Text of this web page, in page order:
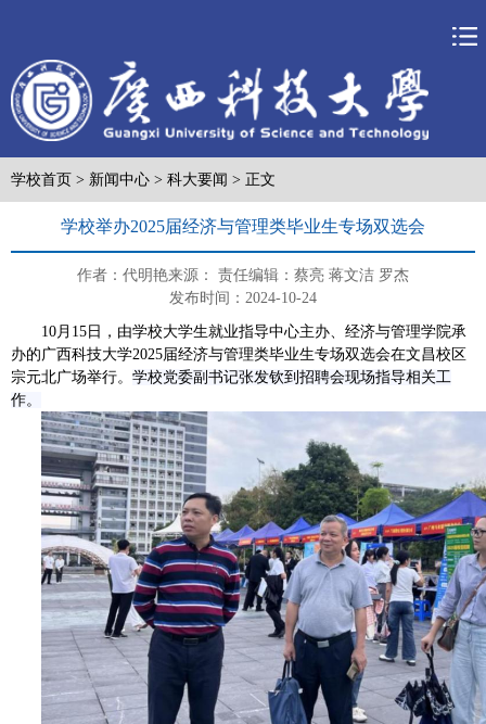
学校首页 > 新闻中心 > 科大要闻 > 正文
学校举办2025届经济与管理类毕业生专场双选会
作者：代明艳来源： 责任编辑：蔡亮 蒋文洁 罗杰
发布时间：2024-10-24
10月15日， 由学校大学生就业指导中心主办、经济与管理学院承
办的广西科技大学2025届经济与管理类毕业生专场双选会在文昌校区
宗元北广场举行。 学校党委副书记张发钦到招聘会现场指导相关工
作。